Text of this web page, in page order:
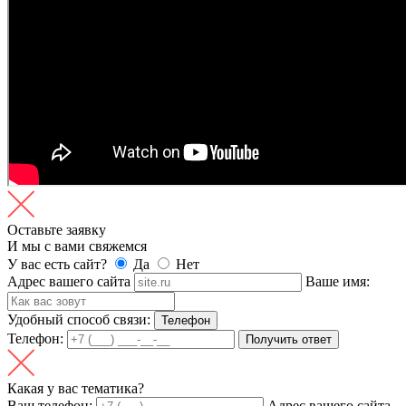
Оставьте заявку
И мы с вами свяжемся
У вас есть сайт?
Да
Нет
Адрес вашего сайта
Ваше имя:
Удобный способ связи: Телефон
Телефон: Получить ответ
Какая у вас тематика?